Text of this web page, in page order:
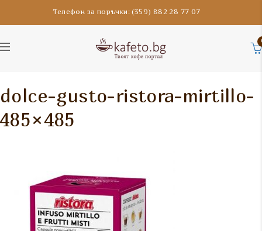
Телефон за поръчки: (359) 882 28 77 07
dolce-gusto-ristora-mirtillo-
485×485